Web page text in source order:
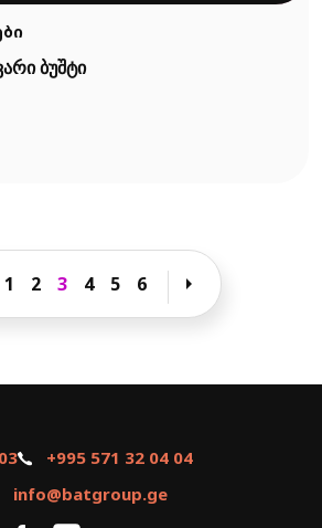
ბუშტი
1 2 3 4 5 6 arrow_right
+995 571 32 04 04
info@batgroup.ge